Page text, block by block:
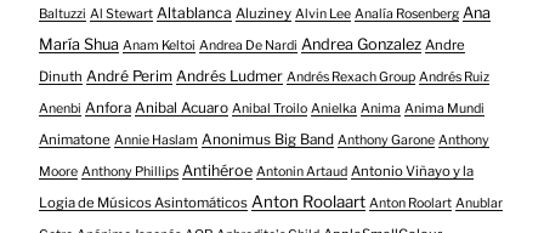
Baltuzzi Al Stewart Altablanca Aluziney Alvin Lee Analía Rosenberg Ana
María Shua Anam Keltoi Andrea De Nardi Andrea Gonzalez Andre
Dinuth André Perim Andrés Ludmer Andrés Rexach Group Andrés Ruiz
Anenbi Anfora Anibal Acuaro Anibal Troilo Anielka Anima Anima Mundi
Animatone Annie Haslam Anonimus Big Band Anthony Garone Anthony
Moore Anthony Phillips Antihéroe Antonin Artaud Antonio Viñayo y la
Logia de Músicos Asintomáticos Anton Roolaart Anton Roolart Anublar